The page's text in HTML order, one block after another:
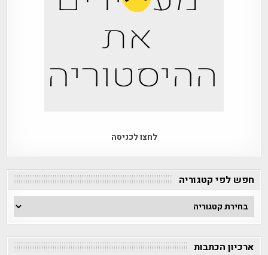
לחצו לכניסה
חפש לפי קטגוריה
חפש
לפי
ארכיון הכתבות